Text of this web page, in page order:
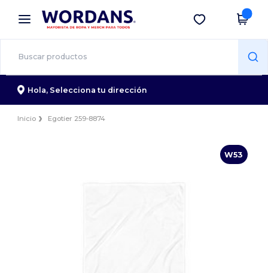
× App de Wordans
¡Mejores precios en app!
Descargar app
Hola, Selecciona tu dirección
Inicio Egotier 259-8874
W53